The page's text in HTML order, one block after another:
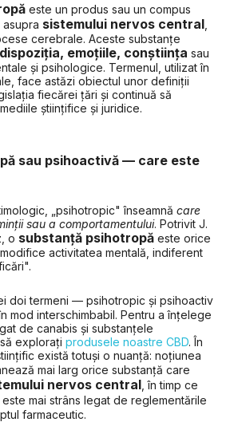
este un produs sau un compus
sistemului nervos central
cerebrale. Aceste substanțe
emoțiile, conștiința sau
și psihologice. Termenul, utilizat în
face astăzi obiectul unor definiții
fiecărei țări și continuă să
științifice și juridice.
sau psihoactivă — care este
„psihotropic" înseamnă care
sau a comportamentului. Potrivit J.
o substanță psihotropă este orice
activitatea mentală, indiferent
doi termeni — psihotropic și psihoactiv
mod interschimbabil. Pentru a înțelege
de canabis și substanțele
explorați produsele noastre CBD. În
există totuși o nuanță: noțiunea
mai larg orice substanță care
nervos central , în timp ce
este mai strâns legat de reglementările
farmaceutic.